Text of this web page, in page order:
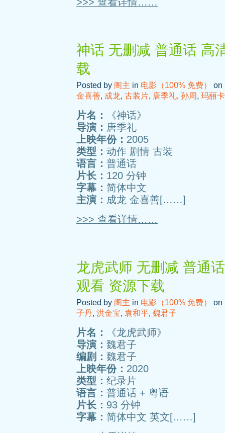
神话 无删减 普通话 高
载
Posted by 阁主 in 电影（100% 免费）
on
金喜善, 成龙, 古装片, 唐季礼, 孙周 , 玛丽
片名：
《神话》
导演： 唐季礼
上映年份： 2005
类型： 动作 剧情 古装
语言： 普通话
片长： 120 分钟
字幕： 简体中文
主演： 成龙 金喜善[……]
>>> 查看详情……
龙虎武师 无删减 普通
观看 资源下载
Posted by 阁主 in 电影（100% 免费）
on
子丹, 洪金宝, 袁和平, 魏君子
片名：
《龙虎武师》
导演： 魏君子
编剧： 魏君子
上映年份： 2020
类型： 纪录片
语言： 普通话 + 粤语
片长： 93 分钟
字幕： 简体中文 英文[……]